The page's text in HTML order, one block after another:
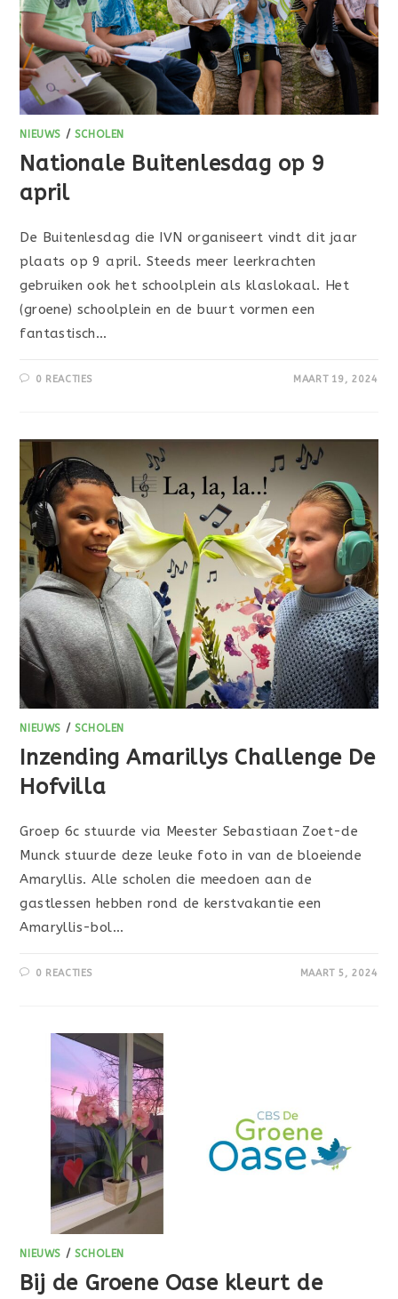
NIEUWS / SCHOLEN
Nationale Buitenlesdag op 9
april
De Buitenlesdag die IVN organiseert vindt dit jaar
plaats op 9 april. Steeds meer leerkrachten
gebruiken ook het schoolplein als klaslokaal. Het
(groene) schoolplein en de buurt vormen een
fantastisch…
0 REACTIES MAART 19, 2024
NIEUWS / SCHOLEN
Inzending Amarillys Challenge De
Hofvilla
Groep 6c stuurde via Meester Sebastiaan Zoet-de
Munck stuurde deze leuke foto in van de bloeiende
Amaryllis. Alle scholen die meedoen aan de
gastlessen hebben rond de kerstvakantie een
Amaryllis-bol…
0 REACTIES MAART 5, 2024
NIEUWS / SCHOLEN
Bij de Groene Oase kleurt de